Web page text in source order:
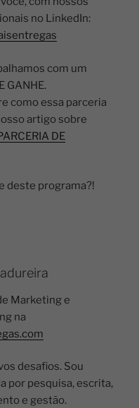
no LinkedIn:
com um
GANHE.
como essa parceria
artigo sobre
DE
deste programa?!
Marketing e
na
desafios. Sou
por pesquisa, escrita,
e gestão.